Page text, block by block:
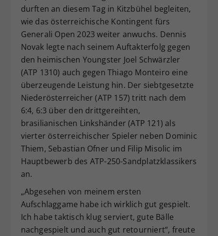
durften an diesem Tag in Kitzbühel begleiten,
wie das österreichische Kontingent fürs
Generali Open 2023 weiter anwuchs. Dennis
Novak legte nach seinem Auftakterfolg gegen
den heimischen Youngster Joel Schwärzler
(ATP 1310) auch gegen Thiago Monteiro eine
überzeugende Leistung hin. Der siebtgesetzte
Niederösterreicher (ATP 157) tritt nach dem
6:4, 6:3 über den drittgereihten,
brasilianischen Linkshänder (ATP 121) als
vierter österreichischer Spieler neben Dominic
Thiem, Sebastian Ofner und Filip Misolic im
Hauptbewerb des ATP-250-Sandplatzklassikers
an.
„Abgesehen von meinem ersten
Aufschlaggame habe ich wirklich gut gespielt.
Ich habe taktisch klug serviert, gute Bälle
nachgespielt und auch gut retourniert“, freute
Zweck
Dieser Wert speichert Ihre Consent-
Einstellungen. Unter anderem eine
zufällig generierte ID, für die
historische Speicherung Ihrer
vorgenommen Einstellungen, falls der
Webseiten-Betreiber dies eingestellt
hat.